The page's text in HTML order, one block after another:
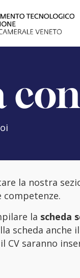
la nostra
la scheda
scheda
CV saranno